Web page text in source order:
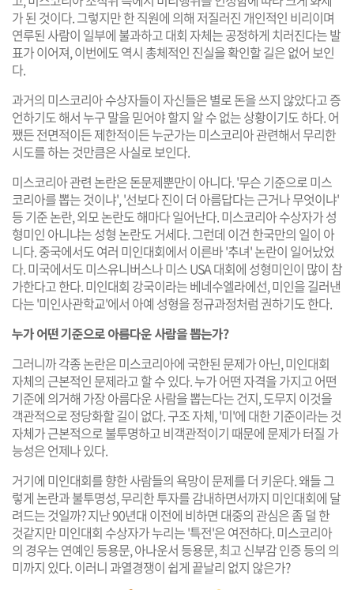
가 된 것이다. 그렇지만 한 직원에 의해 저질러진 개인적인 비리이며
연루된 사람이 일부에 불과하고 대회 자체는 공정하게 치러진다는 발
표가 이어져, 이번에도 역시 총체적인 진실을 확인할 길은 없어 보인
다.
과거의 미스코리아 수상자들이 자신들은 별로 돈을 쓰지 않았다고 증
언하기도 해서 누구 말을 믿어야 할지 알 수 없는 상황이기도 하다. 어
쨌든 전면적이든 제한적이든 누군가는 미스코리아 관련해서 무리한
시도를 하는 것만큼은 사실로 보인다.
미스코리아 관련 논란은 돈문제뿐만이 아니다. '무슨 기준으로 미스
코리아를 뽑는 것이냐', '선보다 진이 더 아름답다는 근거나 무엇이냐'
등 기준 논란, 외모 논란도 해마다 일어난다. 미스코리아 수상자가 성
형미인 아니냐는 성형 논란도 거세다. 그런데 이건 한국만의 일이 아
니다. 중국에서도 여러 미인대회에서 이른바 '추녀' 논란이 일어났었
다. 미국에서도 미스유니버스나 미스 USA 대회에 성형미인이 많이 참
가한다고 한다. 미인대회 강국이라는 베네수엘라에선, 미인을 길러낸
다는 '미인사관학교'에서 아예 성형을 정규과정처럼 권하기도 한다.
누가 어떤 기준으로 아름다운 사람을 뽑는가?
그러니까 각종 논란은 미스코리아에 국한된 문제가 아닌, 미인대회
자체의 근본적인 문제라고 할 수 있다. 누가 어떤 자격을 가지고 어떤
기준에 의거해 가장 아름다운 사람을 뽑는다는 건지, 도무지 이것을
객관적으로 정당화할 길이 없다. 구조 자체, '미'에 대한 기준이라는 것
자체가 근본적으로 불투명하고 비객관적이기 때문에 문제가 터질 가
능성은 언제나 있다.
거기에 미인대회를 향한 사람들의 욕망이 문제를 더 키운다. 왜들 그
렇게 논란과 불투명성, 무리한 투자를 감내하면서까지 미인대회에 달
려드는 것일까? 지난 90년대 이전에 비하면 대중의 관심은 좀 덜 한
것같지만 미인대회 수상자가 누리는 '특전'은 여전하다. 미스코리아
의 경우는 연예인 등용문, 아나운서 등용문, 최고 신부감 인증 등의 의
미까지 있다. 이러니 과열경쟁이 쉽게 끝날리 없지 않은가?